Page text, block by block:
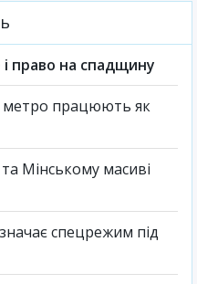
право на спадщину
метро працюють як
Мінському масиві
спецрежим під